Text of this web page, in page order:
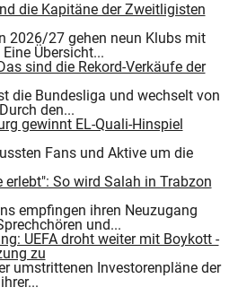
die Kapitäne der Zweitligisten
2026/27 gehen neun Klubs mit
Übersicht...
sind die Rekord-Verkäufe der
die Bundesliga und wechselt von
den...
gewinnt EL-Quali-Hinspiel
Fans und Aktive um die
erlebt": So wird Salah in Trabzon
empfingen ihren Neuzugang
und...
UEFA droht weiter mit Boykott -
zu
umstrittenen Investorenpläne der